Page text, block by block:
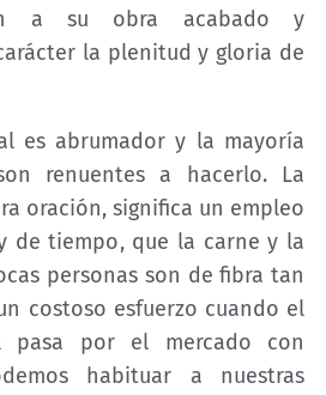
a su obra acabado y
la plenitud y gloria de
es abrumador y la mayoría
renuentes a hacerlo. La
oración, significa un empleo
de tiempo, que la carne y la
personas son de fibra tan
costoso esfuerzo cuando el
pasa por el mercado con
habituar a nuestras